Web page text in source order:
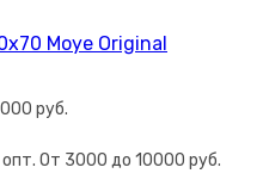
Moye Original